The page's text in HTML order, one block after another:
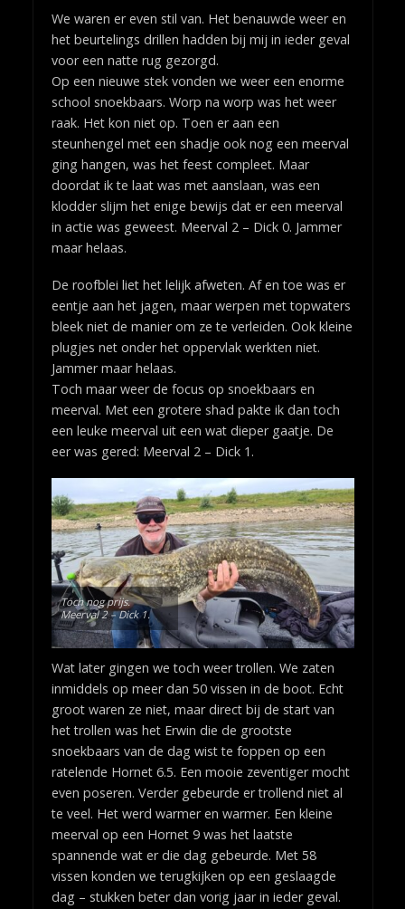
We waren er even stil van. Het benauwde weer en
het beurtelings drillen hadden bij mij in ieder geval
voor een natte rug gezorgd.
Op een nieuwe stek vonden we weer een enorme
school snoekbaars. Worp na worp was het weer
raak. Het kon niet op. Toen er aan een
steunhengel met een shadje ook nog een meerval
ging hangen, was het feest compleet. Maar
doordat ik te laat was met aanslaan, was een
klodder slijm het enige bewijs dat er een meerval
in actie was geweest. Meerval 2 – Dick 0. Jammer
maar helaas.
De roofblei liet het lelijk afweten. Af en toe was er
eentje aan het jagen, maar werpen met topwaters
bleek niet de manier om ze te verleiden. Ook kleine
plugjes net onder het oppervlak werkten niet.
Jammer maar helaas.
Toch maar weer de focus op snoekbaars en
meerval. Met een grotere shad pakte ik dan toch
een leuke meerval uit een wat dieper gaatje. De
eer was gered: Meerval 2 – Dick 1.
Toch nog prijs.
Meerval 2 – Dick 1.
Wat later gingen we toch weer trollen. We zaten
inmiddels op meer dan 50 vissen in de boot. Echt
groot waren ze niet, maar direct bij de start van
het trollen was het Erwin die de grootste
snoekbaars van de dag wist te foppen op een
ratelende Hornet 6.5. Een mooie zeventiger mocht
even poseren. Verder gebeurde er trollend niet al
te veel. Het werd warmer en warmer. Een kleine
meerval op een Hornet 9 was het laatste
spannende wat er die dag gebeurde. Met 58
vissen konden we terugkijken op een geslaagde
dag – stukken beter dan vorig jaar in ieder geval.